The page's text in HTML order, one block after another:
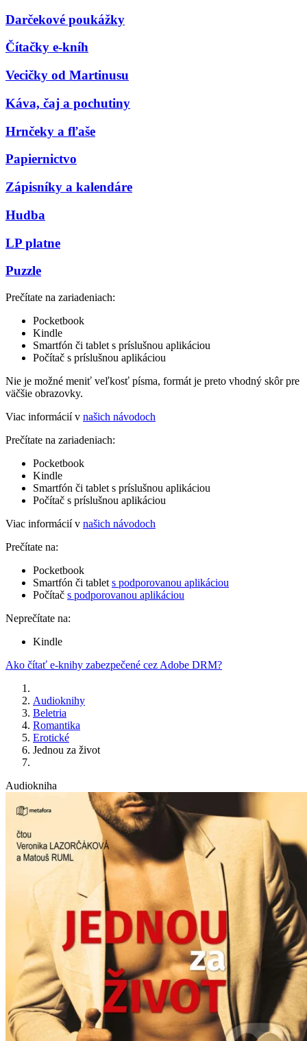
Darčekové poukážky
Čítačky e-kníh
Vecičky od Martinusu
Káva, čaj a pochutiny
Hrnčeky a fľaše
Papiernictvo
Zápisníky a kalendáre
Hudba
LP platne
Puzzle
Prečítate na zariadeniach:
Pocketbook
Kindle
Smartfón či tablet s príslušnou aplikáciou
Počítač s príslušnou aplikáciou
Nie je možné meniť veľkosť písma, formát je preto vhodný skôr pre
väčšie obrazovky.
Viac informácií v našich návodoch
Prečítate na zariadeniach:
Pocketbook
Kindle
Smartfón či tablet s príslušnou aplikáciou
Počítač s príslušnou aplikáciou
Viac informácií v našich návodoch
Prečítate na:
Pocketbook
Smartfón či tablet s podporovanou aplikáciou
Počítač s podporovanou aplikáciou
Neprečítate na:
Kindle
Ako čítať e-knihy zabezpečené cez Adobe DRM?
Audioknihy
Beletria
Romantika
Erotické
Jednou za život
Audiokniha